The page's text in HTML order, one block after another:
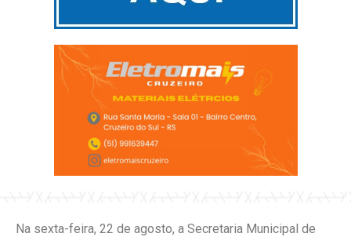
Na sexta-feira, 22 de agosto, a Secretaria Municipal de